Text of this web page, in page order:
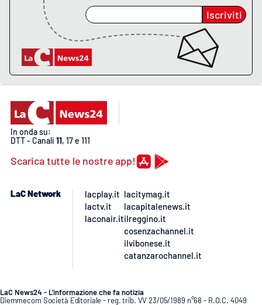
Catanzarochannel.it
APP
Apple
Iscriviti
In onda su:
DTT - Canali 11, 17 e 111
Scarica tutte le nostre app!
LaC Network
lacplay.it
lactv.it
laconair.it
lacitymag.it
lacapitalenews.it
ilreggino.it
cosenzachannel.it
ilvibonese.it
catanzarochannel.it
LaC News24 - L’informazione che fa notizia
Diemmecom Società Editoriale - reg. trib. VV 23/05/1989 n°68 - R.O.C. 4049